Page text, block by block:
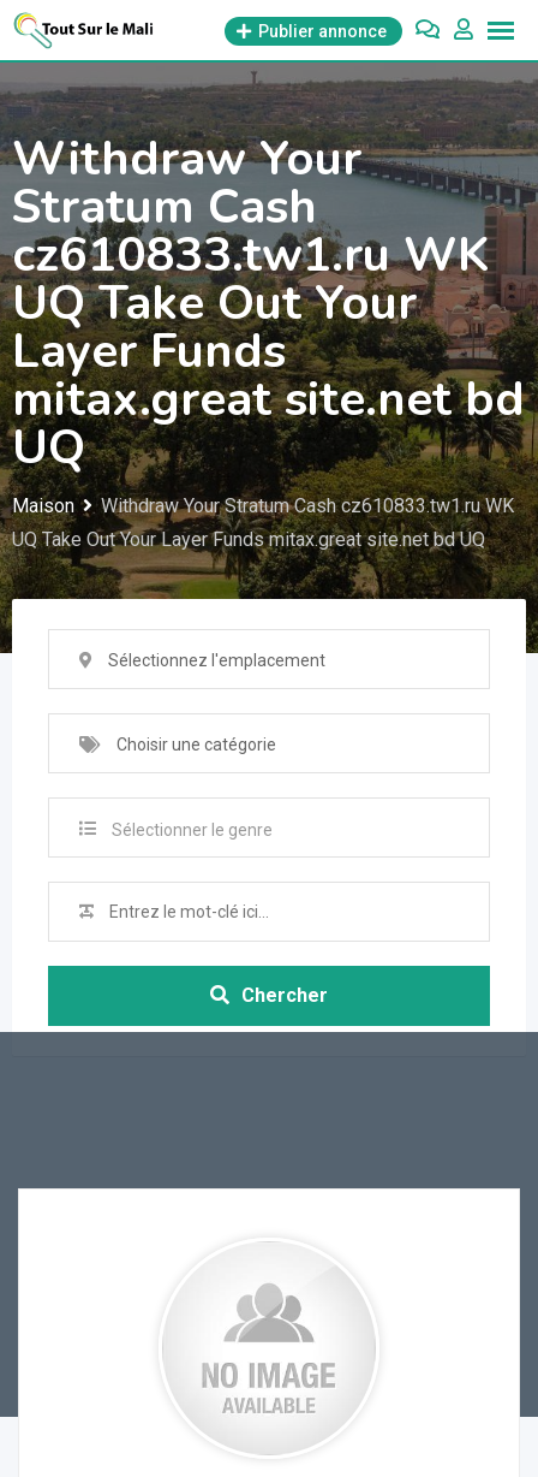
Aller
Publier annonce
Withdraw Your
Stratum Cash
cz610833.tw1.ru WK
UQ Take Out Your
Layer Funds
mitax.great site.net bd
UQ
Maison
Withdraw Your Stratum Cash cz610833.tw1.ru WK
UQ Take Out Your Layer Funds mitax.great site.net bd UQ
Sélectionnez l'emplacement
Choisir une catégorie
Sélectionner le genre
Chercher